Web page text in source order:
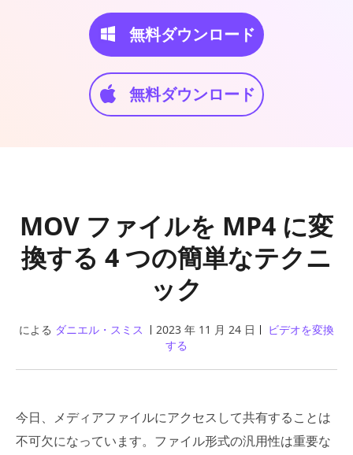
無料ダウンロード
無料ダウンロード
MOV ファイルを MP4 に変
換する 4 つの簡単なテクニ
ック
による ダニエル・スミス 2023 年 11 月 24 日
ビデオを変換
する
今日、メディアファイルにアクセスして共有することは
不可欠になっています。ファイル形式の汎用性は重要な